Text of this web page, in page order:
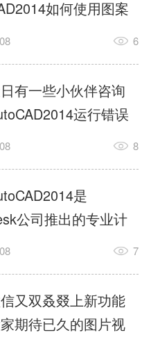
如何使用图案
日为你们带来的文章
填充的内容，还有不
伙伴和小编一起去学
。1.打开
这款软件，进
的操作界
图所示：2.在该界面内
选项，如图所示：3.
6
一些小伙伴咨询
运行错误
下面就为大家带来了
决方法，有需要的小
以来了解了解哦。1.打
面板，选择
。2.
的
序加载完毕。3.选择添
8
是
公司推出的专业计
设计（CAD）软
筑、服装等多个工程
领域。作为行业标准
，它提供了强大的
7
双叒叕上新功能
期待已久的图片视